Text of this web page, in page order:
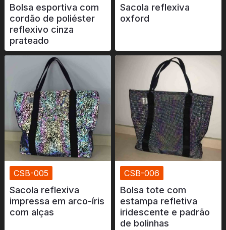
Bolsa esportiva com
cordão de poliéster
reflexivo cinza
prateado
Sacola reflexiva
oxford
CSB-005
Sacola reflexiva
impressa em arco-íris
com alças
CSB-006
Bolsa tote com
estampa refletiva
iridescente e padrão
de bolinhas